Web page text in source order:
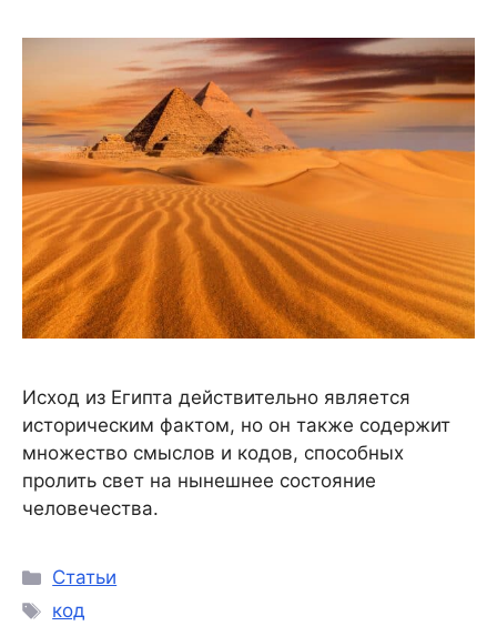
Исход из Египта действительно является
историческим фактом, но он также содержит
множество смыслов и кодов, способных
пролить свет на нынешнее состояние
человечества.
Статьи
код